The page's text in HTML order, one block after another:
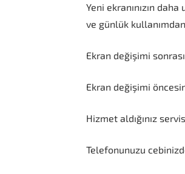
Yeni ekranınızın
ve günlük
Ekran değişimi
Ekran değişimi
Hizmet aldığınız
Telefonunuzu